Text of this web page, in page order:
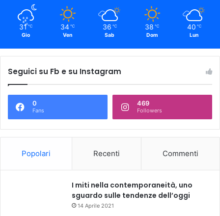
31 ℃
Gio
34 ℃
Ven
36 ℃
Sab
38 ℃
Dom
40 ℃
Lun
Seguici su Fb e su Instagram
0
Fans
469
Followers
Popolari Recenti Commenti
I miti nella contemporaneità, uno
sguardo sulle tendenze dell’oggi
14 Aprile 2021